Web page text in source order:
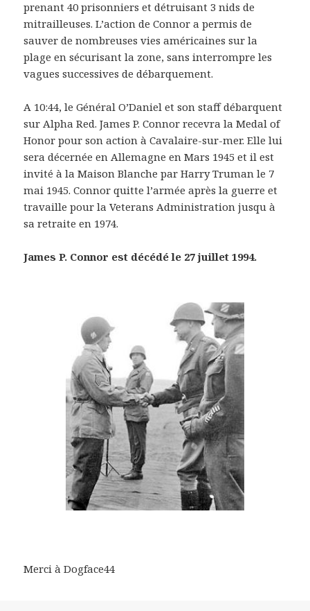
prenant 40 prisonniers et détruisant 3 nids de
mitrailleuses. L’action de Connor a permis de
sauver de nombreuses vies américaines sur la
plage en sécurisant la zone, sans interrompre les
vagues successives de débarquement.
A 10:44, le Général O’Daniel et son staff débarquent
sur Alpha Red. James P. Connor recevra la Medal of
Honor pour son action à Cavalaire-sur-mer. Elle lui
sera décernée en Allemagne en Mars 1945 et il est
invité à la Maison Blanche par Harry Truman le 7
mai 1945. Connor quitte l’armée après la guerre et
travaille pour la Veterans Administration jusqu à
sa retraite en 1974.
James P. Connor est décédé le 27 juillet 1994.
Merci à Dogface44